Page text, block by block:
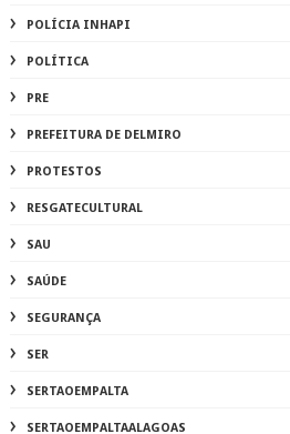
POLÍCIA INHAPI
POLÍTICA
PRE
PREFEITURA DE DELMIRO
PROTESTOS
RESGATECULTURAL
SAU
SAÚDE
SEGURANÇA
SER
SERTAOEMPALTA
SERTAOEMPALTAALAGOAS